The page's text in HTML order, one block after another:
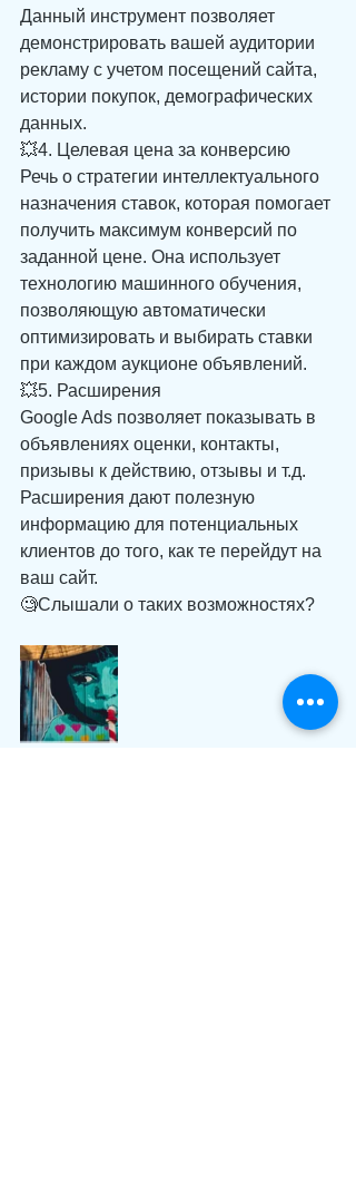
Данный инструмент позволяет
демонстрировать вашей аудитории
рекламу с учетом посещений сайта,
истории покупок, демографических
данных.
💥4. Целевая цена за конверсию
Речь о стратегии интеллектуального
назначения ставок, которая помогает
получить максимум конверсий по
заданной цене. Она использует
технологию машинного обучения,
позволяющую автоматически
оптимизировать и выбирать ставки
при каждом аукционе объявлений.
💥5. Расширения
Google Ads позволяет показывать в
объявлениях оценки, контакты,
призывы к действию, отзывы и т.д.
Расширения дают полезную
информацию для потенциальных
клиентов до того, как те перейдут на
ваш сайт.
🧐Слышали о таких возможностях?